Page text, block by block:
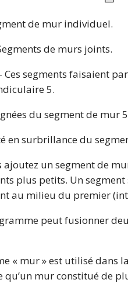
de mur individuel.
de murs joints.
Ces segments faisaient
5.
du segment de mur
en surbrillance du
ajoutez un segment de
plus petits. Un
au milieu du premier
peut fusionner
« mur » est utilisé dans
qu’un mur constitué de